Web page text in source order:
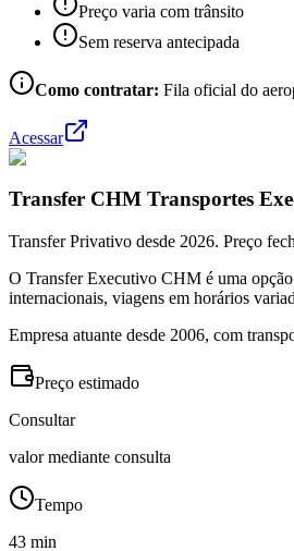
Preço varia com trânsito
Sem reserva antecipada
Como contratar: Fila oficial do
Acessar
Transfer CHM Transportes
Transfer Privativo desde 2026. Preço
O Transfer Executivo CHM é uma
internacionais, viagens em horários
Empresa atuante desde 2006, com
Preço estimado
Consultar
valor mediante consulta
Tempo
43 min